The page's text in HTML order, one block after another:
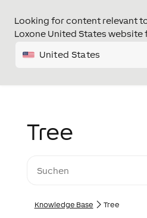
Looking for content relevant
Loxone United States
United States
Tree
Knowledge Base Tree